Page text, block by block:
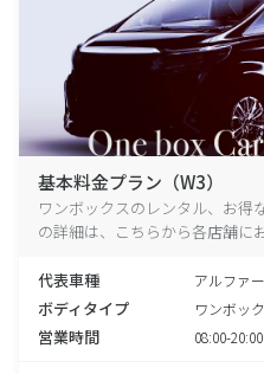
基本料金プラン（W3）
ワンボックスのレンタル、お得
の詳細は、こちらから各店舗に
代表車種 アルファ
ボディタイプ ワンボッ
営業時間 08:00-20:00